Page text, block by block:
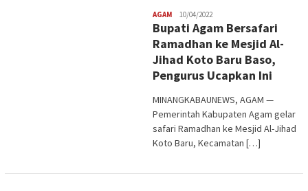
AGAM Redaksi
10/04/2022
Bupati Agam Bersafari
Ramadhan ke Mesjid Al-
Jihad Koto Baru Baso,
Pengurus Ucapkan Ini
MINANGKABAUNEWS, AGAM —
Pemerintah Kabupaten Agam gelar
safari Ramadhan ke Mesjid Al-Jihad
Koto Baru, Kecamatan […]